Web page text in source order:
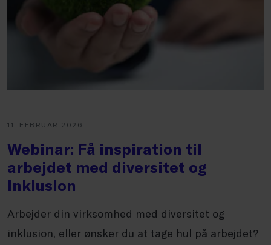
11. FEBRUAR 2026
Webinar: Få inspiration til
arbejdet med diversitet og
inklusion
Arbejder din virksomhed med diversitet og
inklusion, eller ønsker du at tage hul på arbejdet?